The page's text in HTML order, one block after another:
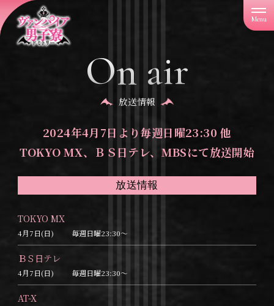
「
ヴ
ァ
ン
On air
放送情報
2024年4月7日より毎週日曜23:30 他
TOKYO MX、ＢＳ日テレ、MBSにて放送開始
放送情報
TOKYO MX
4月7日(日) 毎週日曜23:30～
ＢＳ日テレ
4月7日(日) 毎週日曜23:30～
AT-X